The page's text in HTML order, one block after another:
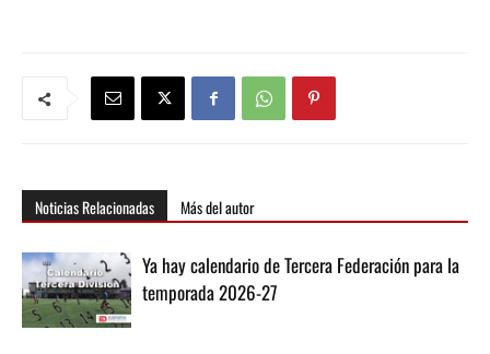
Noticias Relacionadas Más del autor
Ya hay calendario de Tercera Federación para la
temporada 2026-27